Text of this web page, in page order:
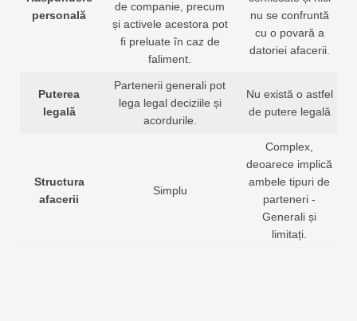
personală
de companie, precum
și activele acestora pot
fi preluate în caz de
faliment.
nu se confruntă
cu o povară a
datoriei afacerii.
Puterea
legală
Partenerii generali pot
lega legal deciziile și
acordurile.
Nu există o astfel
de putere legală
Structura
afacerii
Simplu
Complex,
deoarece implică
ambele tipuri de
parteneri -
Generali și
limitați.